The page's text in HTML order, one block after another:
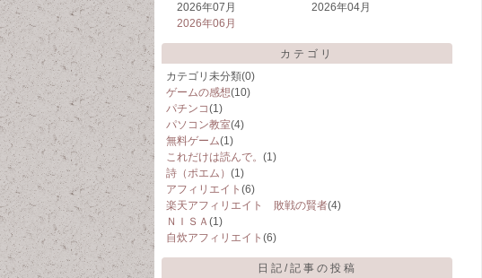
2026年07月
2026年06月
2026年04月
カテゴリ
カテゴリ未分類(0)
ゲームの感想(10)
パチンコ(1)
パソコン教室(4)
無料ゲーム(1)
これだけは読んで。 (1)
詩（ポエム） (1)
アフィリエイト (6)
楽天アフィリエイト 敗戦の賢者(4)
ＮＩＳＡ (1)
自炊アフィリエイト (6)
日記/記事の投稿